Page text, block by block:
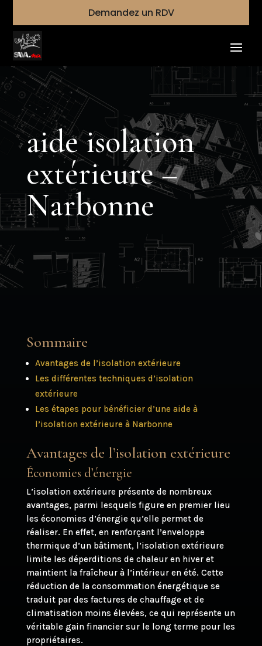
Demandez un RDV
aide isolation
extérieure –
Narbonne
Sommaire
Avantages de l’isolation extérieure
Les différentes techniques d’isolation
extérieure
Les étapes pour bénéficier d’une aide à
l’isolation extérieure à Narbonne
Avantages de l’isolation extérieure
Économies d’énergie
L’isolation extérieure présente de nombreux
avantages, parmi lesquels figure en premier lieu
les économies d’énergie qu’elle permet de
réaliser. En effet, en renforçant l’enveloppe
thermique d’un bâtiment, l’isolation extérieure
limite les déperditions de chaleur en hiver et
maintient la fraîcheur à l’intérieur en été. Cette
réduction de la consommation énergétique se
traduit par des factures de chauffage et de
climatisation moins élevées, ce qui représente un
véritable gain financier sur le long terme pour les
propriétaires.